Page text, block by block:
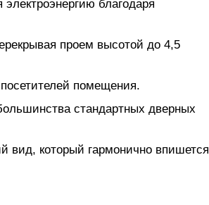
благодаря
проем высотой до 4,5
помещения.
стандартных дверных
вид, который гармонично впишется